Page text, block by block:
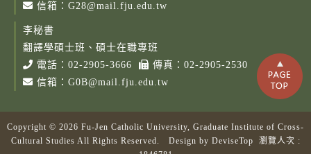
信箱： G28@mail.fju.edu.tw
李秘書
翻譯學碩士班、碩士在職專班
電話： 02-2905-3666
傳真：02-2905-2530
信箱： G0B@mail.fju.edu.tw
Copyright © 2026 Fu-Jen Catholic University, Graduate Institute of Cross-
Cultural Studies All Rights Reserved. Design by DeviseTop 瀏覽人次 :